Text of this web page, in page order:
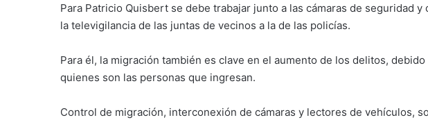
Para Patricio Quisbert se debe trabajar junto a las cámaras de seguridad y
la televigilancia de las juntas de vecinos a la de las policías.
Para él, la migración también es clave en el aumento de los delitos,
quienes son las personas que ingresan.
Control de migración, interconexión de cámaras y lectores de vehículos,